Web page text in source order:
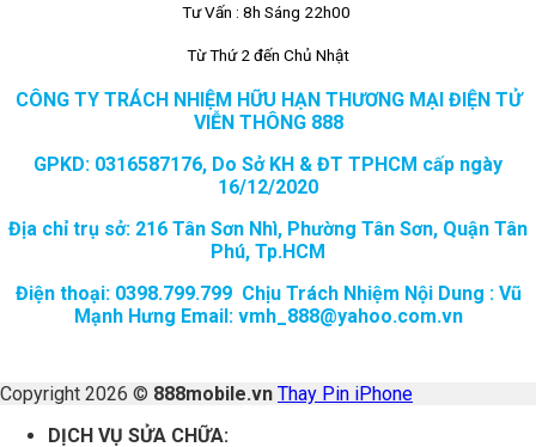
Tư Vấn : 8h Sáng 22h00
Từ Thứ 2 đến Chủ Nhật
CÔNG TY TRÁCH NHIỆM HỮU HẠN THƯƠNG MẠI ĐIỆN TỬ
VIỄN THÔNG 888
GPKD: 0316587176, Do Sở KH & ĐT TPHCM cấp ngày
16/12/2020
Địa chỉ trụ sở: 216 Tân Sơn Nhì, Phường Tân Sơn, Quận Tân
Phú, Tp.HCM
Điện thoại: 0398.799.799 Chịu Trách Nhiệm Nội Dung : Vũ
Mạnh Hưng Email: vmh_888@yahoo.com.vn
Copyright 2026 © 888mobile.vn Thay Pin iPhone
DỊCH VỤ SỬA CHỮA: